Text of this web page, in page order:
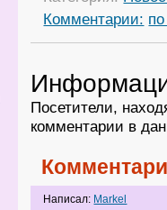
Комментарии:
Посетители,
комментарии в
Написал: Markel